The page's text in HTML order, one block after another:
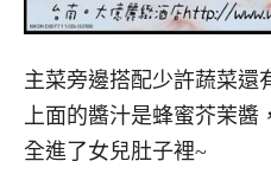
主菜旁邊搭配少許蔬菜還
上面的醬汁是蜂蜜芥茉醬
全進了女兒肚子裡~